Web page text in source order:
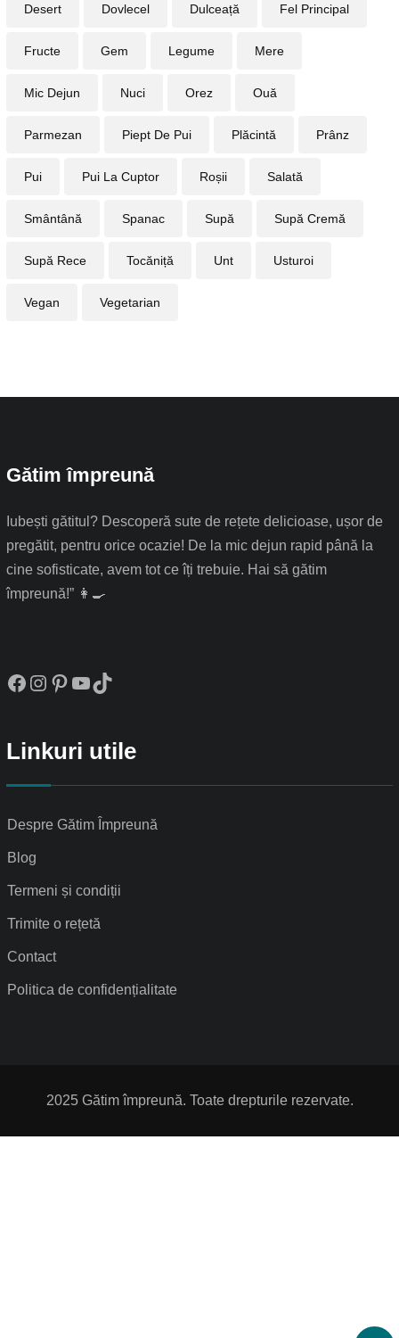
Desert Dovlecel Dulceață Fel Principal
Fructe Gem Legume Mere
Mic Dejun Nuci Orez Ouă
Parmezan Piept De Pui Plăcintă Prânz
Pui Pui La Cuptor Roșii Salată
Smântână Spanac Supă Supă Cremă
Supă Rece Tocăniță Unt Usturoi
Vegan Vegetarian
Gătim împreună
Iubești gătitul? Descoperă sute de rețete delicioase, ușor de
pregătit, pentru orice ocazie! De la mic dejun rapid până la
cine sofisticate, avem tot ce îți trebuie. Hai să gătim
împreună!” 👩‍🍳
Linkuri utile
Despre Gătim Împreună
Blog
Termeni și condiții
Trimite o rețetă
Contact
Politica de confidențialitate
2025 Gătim împreună. Toate drepturile rezervate.